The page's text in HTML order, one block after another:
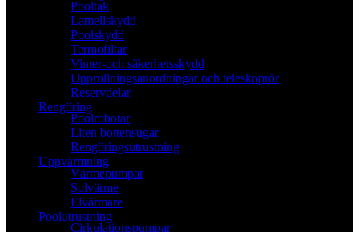
Pooltak
Lamellskydd
Poolskydd
Termofiltar
Vinter-och säkerhetsskydd
Upprullningsanordningar och teleskoprör
Reservdelar
Rengöring
Poolrobotar
Liten bottensugar
Rengöringsutrustning
Uppvärmning
Värmepumpar
Solvärme
Elvärmare
Poolutrustning
Cirkulationspumpar